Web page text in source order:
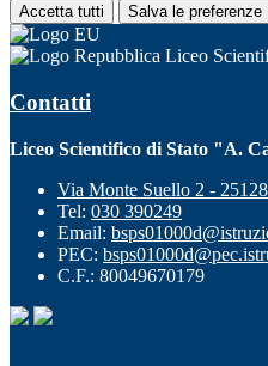
Accetta tutti Salva le preferenze
Liceo
Contatti
Liceo Scientifico di Stato "A.
Via Monte Suello 2 -
Tel: 030 390249
Email:
PEC:
C.F.: 80049670179